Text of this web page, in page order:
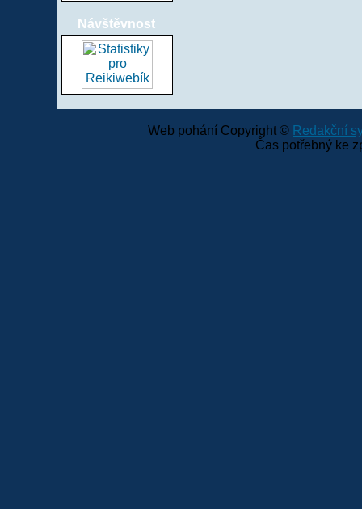
Návštěvnost
Web pohání Copyright © Redakční
Čas potřebný ke